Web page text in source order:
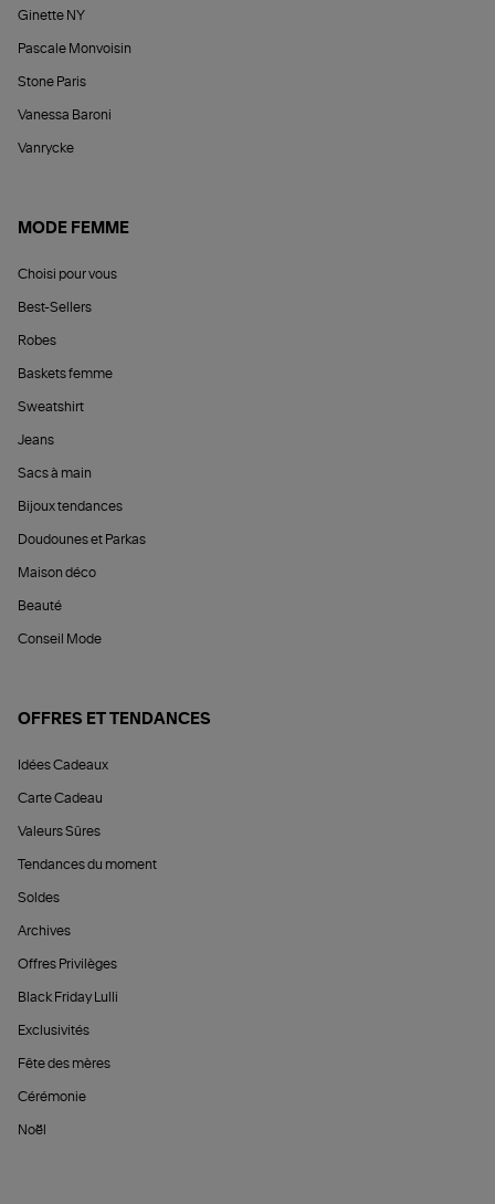
Ginette NY
Pascale Monvoisin
Stone Paris
Vanessa Baroni
Vanrycke
MODE FEMME
Choisi pour vous
Best-Sellers
Robes
Baskets femme
Sweatshirt
Jeans
Sacs à main
Bijoux tendances
Doudounes et Parkas
Maison déco
Beauté
Conseil Mode
OFFRES ET TENDANCES
Idées Cadeaux
Carte Cadeau
Valeurs Sûres
Tendances du moment
Soldes
Archives
Offres Privilèges
Black Friday Lulli
Exclusivités
Fête des mères
Cérémonie
Noël